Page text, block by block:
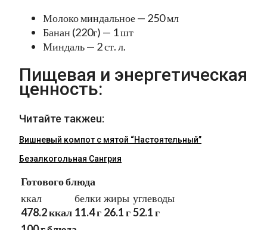
Молоко миндальное — 250 мл
Банан (220г) — 1 шт
Миндаль — 2 ст. л.
Пищевая и энергетическая
ценность:
Читайте такжеu:
Вишневый компот с мятой “Настоятельный”
Безалкогольная Сангрия
Готового блюда
ккал
478.2 ккал
белки
11.4 г
жиры
26.1 г
углеводы
52.1 г